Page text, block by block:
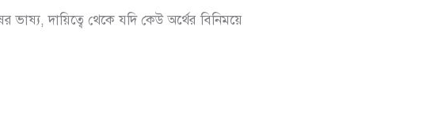
দায়িত্বে থেকে যদি কেউ অর্থের বিনিময়ে